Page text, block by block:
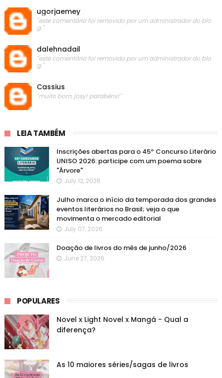
ugorjaemey
"este comentário foi removido por um administrador do blo
g."
dalehnadail
"este comentário foi removido por um administrador do blo
g."
Cassius
"muito bom, josy! parabéns!"
LEIA TAMBÉM
Inscrições abertas para o 45º Concurso Literário
UNISO 2026: participe com um poema sobre
"Árvore"
July 12, 2026
Julho marca o início da temporada dos grandes
eventos literários no Brasil; veja o que
movimenta o mercado editorial
July 07, 2026
Doação de livros do mês de junho/2026
June 27, 2026
POPULARES
Novel x Light Novel x Mangá - Qual a
diferença?
As 10 maiores séries/sagas de livros